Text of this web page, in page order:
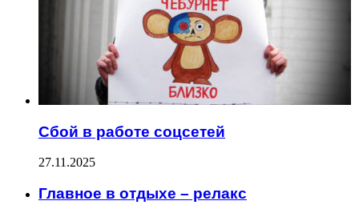
Сбой в работе соцсетей
27.11.2025
Главное в отдыхе – релакс